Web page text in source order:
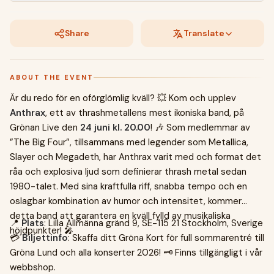
Share Translate
ABOUT THE EVENT
Är du redo för en oförglömlig kväll? 💥 Kom och upplev
Anthrax, ett av thrashmetallens mest ikoniska band, på
Grönan Live den 24 juni kl. 20.00! 🎶 Som medlemmar av
”The Big Four”, tillsammans med legender som Metallica,
Slayer och Megadeth, har Anthrax varit med och format det
råa och explosiva ljud som definierar thrash metal sedan
1980-talet. Med sina kraftfulla riff, snabba tempo och en
oslagbar kombination av humor och intensitet, kommer
detta band att garantera en kväll fylld av musikaliska
höjdpunkter! 🎤
📍 Plats: Lilla Allmänna gränd 9, SE-115 21 Stockholm, Sverige
💳Biljettinfo: Skaffa ditt Gröna Kort för full sommarentré till
Gröna Lund och alla konserter 2026! 🗝️ Finns tillgängligt i vår
webbshop.